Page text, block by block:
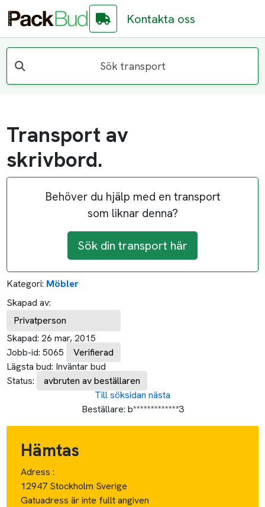
Kontakta oss
Sök transport
Transport av
skrivbord.
Behöver du hjälp med en transport
som liknar denna?
Sök din transport här
Kategori: Möbler
Skapad av:
Privatperson
Skapad: 26 mar, 2015
Jobb-id: 5065
Verifierad
Lägsta bud: Inväntar bud
Status:
avbruten av beställaren
Till söksidan nästa
Beställare: b*************3
Hämtas
Adress :
12947 Stockholm Sverige
Gatuadress är inte fullt angiven